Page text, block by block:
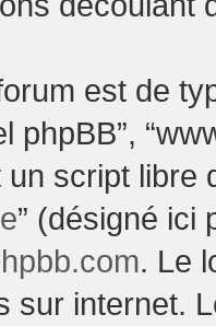
est de
phpBB”,
un script libre
” (désigné ici
. Le
sur internet.